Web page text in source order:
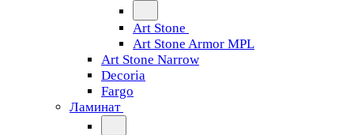
Art Stone
Art Stone Armor MPL
Art Stone Narrow
Decoria
Fargo
Ламинат